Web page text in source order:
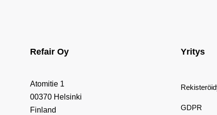
Refair Oy
Atomitie 1
00370 Helsinki
Finland
Yritys
GDPR